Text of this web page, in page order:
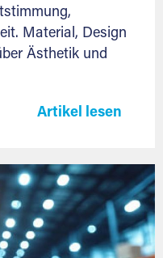
Material, Design
Ästhetik und
Artikel lesen